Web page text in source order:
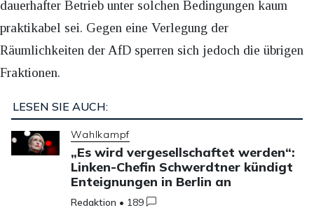
dauerhafter Betrieb unter solchen Bedingungen kaum
praktikabel sei. Gegen eine Verlegung der
Räumlichkeiten der AfD sperren sich jedoch die übrigen
Fraktionen.
LESEN SIE AUCH:
Wahlkampf
„Es wird vergesellschaftet werden“:
Linken-Chefin Schwerdtner kündigt
Enteignungen in Berlin an
Redaktion • 189